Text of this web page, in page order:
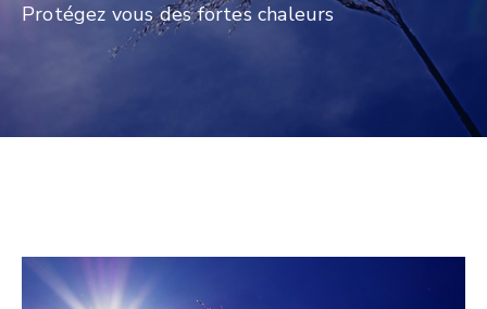
Jeunesse
Protégez vous des fortes chaleurs